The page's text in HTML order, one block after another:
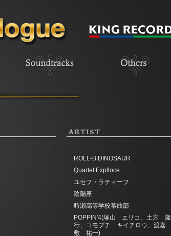
ARTIST
ROLL-B DINOSAUR
Quartet Explloce
ユセフ・ラティーフ
陰陽座
時瀬高等学校箏曲部
POPPIN'4(塚山 エリコ、土方 隆
行、コモブチ キイチロウ、渡嘉
敷 祐一)